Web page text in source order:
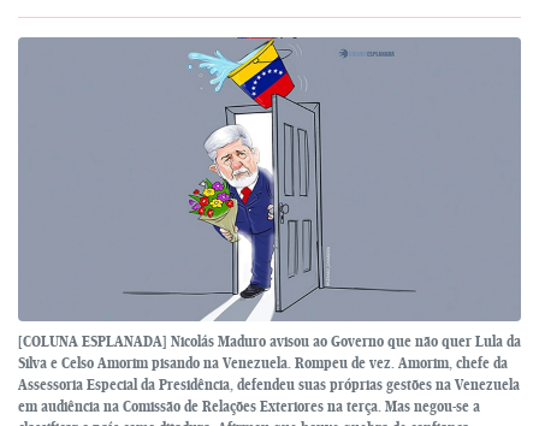
[COLUNA ESPLANADA] Nicolás Maduro avisou ao Governo que não quer Lula da
Silva e Celso Amorim pisando na Venezuela. Rompeu de vez. Amorim, chefe da
Assessoria Especial da Presidência, defendeu suas próprias gestões na Venezuela
em audiência na Comissão de Relações Exteriores na terça. Mas negou-se a